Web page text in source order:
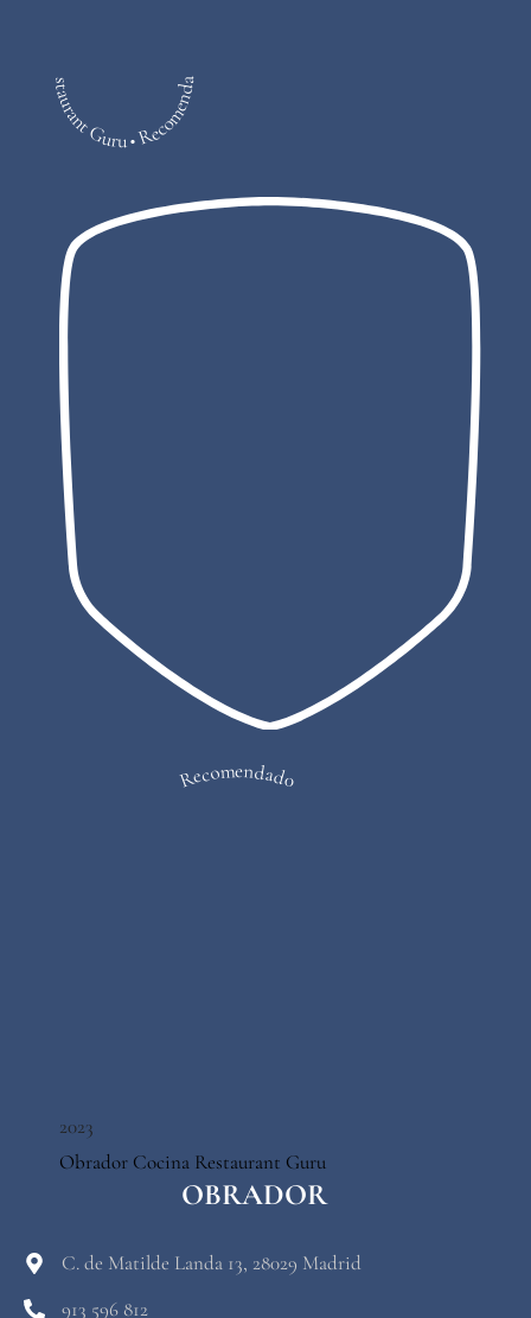
Restaurant Guru • Recomendado
Recomendado
2023
Obrador Cocina Restaurant Guru
OBRADOR
C. de Matilde Landa 13, 28029 Madrid
913 596 812